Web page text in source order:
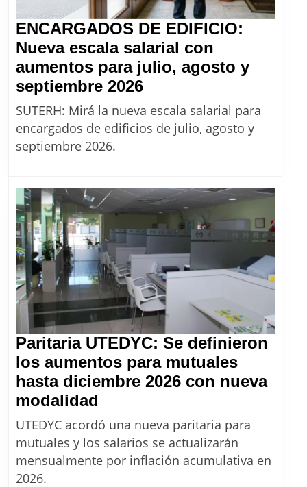
ENCARGADOS DE EDIFICIO:
Nueva escala salarial con
aumentos para julio, agosto y
septiembre 2026ENCARGADOS
DE
EDIFICIO:
con
aumentos
para
julio,
agosto
y
septiembre
2026
SUTERH: Mirá la nueva escala salarial para
encargados de edificios de julio, agosto y
septiembre 2026.
Paritaria UTEDYC: Se definieron
los aumentos para mutuales
hasta diciembre 2026 con nueva
modalidad
UTEDYC:
Se
definieron
UTEDYC acordó una nueva paritaria para
mutuales y los salarios se actualizarán
mensualmente por inflación acumulativa en
2026.